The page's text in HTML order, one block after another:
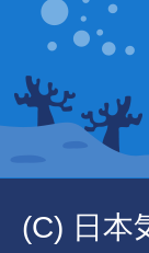
(C) 日本